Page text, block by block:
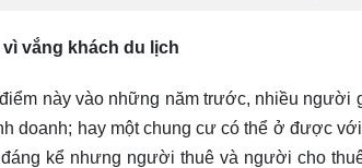
vì vắng khách du lịch
này vào những năm trước, nhiều người
doanh; hay một chung cư có thể ở được
kể nhưng người thuê và người cho